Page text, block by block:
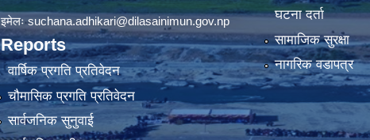
इमेलःsuchana.adhikari@dilasainimun.gov.np
Reports
वार्षिक प्रगति प्रतिवेदन
चौमासिक प्रगति प्रतिवेदन
सार्वजनिक सुनुवाई
घटना दर्ता
सामाजिक सुरक्षा
नागरिक वडापत्र